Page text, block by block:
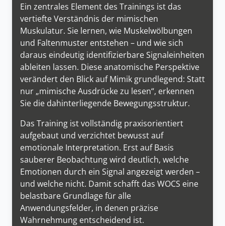
Ein zentrales Element des Trainings ist das
vertiefte Verständnis der mimischen
Muskulatur. Sie lernen, wie Muskelwölbungen
und Faltenmuster entstehen – und wie sich
daraus eindeutig identifizierbare Signaleinheiten
ableiten lassen. Diese anatomische Perspektive
verändert den Blick auf Mimik grundlegend: Statt
nur „mimische Ausdrücke zu lesen“, erkennen
Sie die dahinterliegende Bewegungsstruktur.
Das Training ist vollständig praxisorientiert
aufgebaut und verzichtet bewusst auf
emotionale Interpretation. Erst auf Basis
sauberer Beobachtung wird deutlich, welche
Emotionen durch ein Signal angezeigt werden –
und welche nicht. Damit schafft das WOCS eine
belastbare Grundlage für alle
Anwendungsfelder, in denen präzise
Wahrnehmung entscheidend ist.